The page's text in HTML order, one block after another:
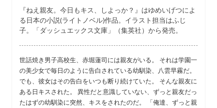
『ねえ親友。今日もキス、しよっか？』はゆめいげつによ
る日本の小説(ライトノベル)作品。イラスト担当はふじ
子。「ダッシュエックス文庫」（集英社）から発売。
世話焼き男子高校生、赤堀蓮司には親友がいる。 それは学園一
の美少女で毎日のように告白されている幼馴染、八雲早霧だ。
でも、彼女はその告白をいつも断り続けていた。 そんな親友に
ある日キスされた。 異性だと意識していない、ずっと親友だっ
たはずの幼馴染に突然、キスをされたのだ。 「俺達、ずっと親